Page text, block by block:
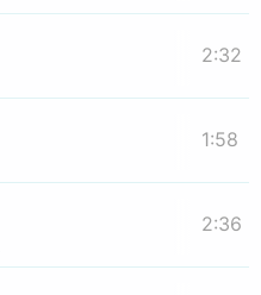
2:32
1:58
2:36